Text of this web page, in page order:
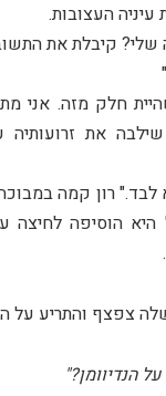
עיניה העצובות.
קיבלת את
חלק מזה. אני
את זרועותיה
לבד." רון קמה
הוסיפה לחיצה
צפצף והתריע על
הנדיוומן?"